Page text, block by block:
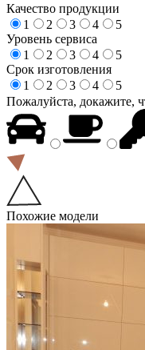
Качество продукции
1
2 3 4
5
Уровень сервиса
1
2 3 4
5
Срок изготовления
1
2 3 4
5
Пожалуйста, докажите,
Похожие модели